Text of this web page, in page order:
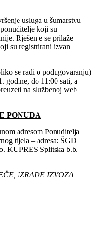
usluga u šumarstvu
koji su
Rješenje se prilaže
su registrirani izvan
se radi o podugovaranju)
godine, do 11:00 sati, a
na službenoj web
PONUDA
adresom Ponuditelja
tijela – adresa: ŠGD
KUPRES Splitska b.b.
IZRADE IZVOZA